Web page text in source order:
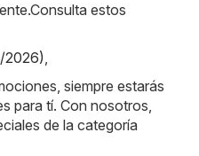
estos
2026),
siempre estarás
para tí. Con nosotros,
de la categoría